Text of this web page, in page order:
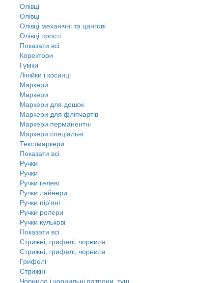
Олівці
Олівці
Олівці механічні та цангові
Олівці прості
Показати всі
Коректори
Гумки
Лінійки і косинці
Маркери
Маркери
Маркери для дошок
Маркери для фліпчартів
Маркери перманентні
Маркери спеціальні
Текстмаркери
Показати всі
Ручки
Ручки
Ручки гелеві
Ручки лайнери
Ручки пір'яні
Ручки ролери
Ручки кулькові
Показати всі
Стрижні, грифелі, чорнила
Стрижні, грифелі, чорнила
Грифелі
Стрижні
Чорнило і чорнильні патрони, туш